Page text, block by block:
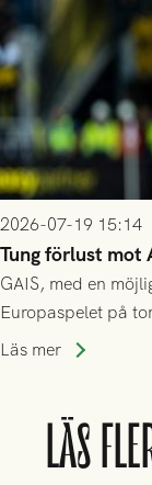
2026-07-19 15:14
Tung förlust mot
GAIS, med en
Europaspelet på
Stockholm . Men
Läs mer
LÄS